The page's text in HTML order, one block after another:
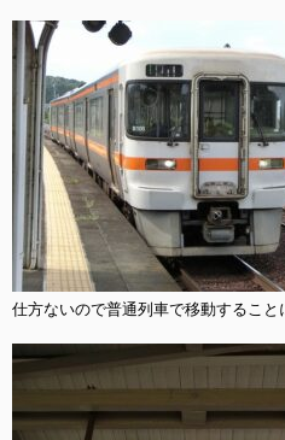
仕方ないので普通列車で移動すること